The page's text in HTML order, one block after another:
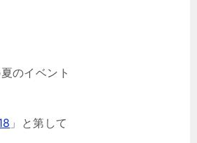
のイベント
」と第して